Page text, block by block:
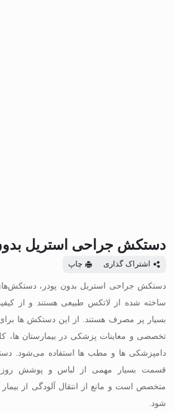
دستکش جراحی استریل
اشتراک گذاری چاپ
دستکش جراحی استریل بدون پودر،
ساخته شده از لاتکس طبیعی هستند و از
بسیار پر مصرف هستند. از این دستکش ها
تخصصی و معاینات پزشکی در بیمارستان ها،
دامپزشکی ها و مطب ها استفاده می‌شود.
قسمت بسیار مهمی از لباس و پوشش
متخصص است و مانع از انتقال آلودگی از
شود.